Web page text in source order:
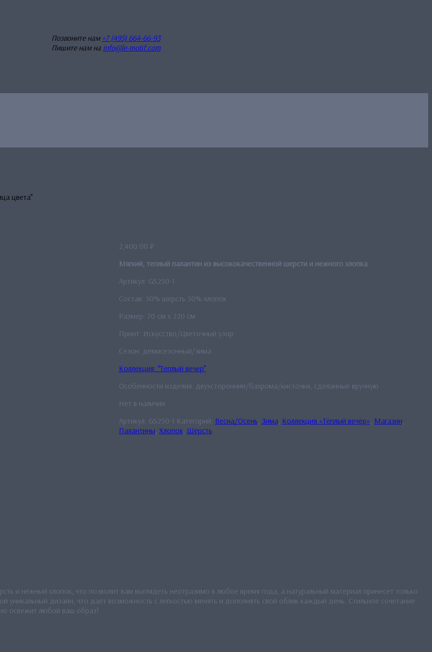
Позвоните нам +7 (495) 664-66-93
Пишите нам на info@le-motif.com
цвета”
2,400.00 ₽
Мягкий, теплый палантин из высококачественной шерсти и нежного хлопка
Артикул: GS250-1
Состав: 50% шерсть 50% хлопок
Размер: 70 см x 220 см
Принт: Искусство/Цветочный узор
Сезон: демисезонный/зима
Коллекция: “Теплый вечер”
Особенности изделия: двухсторонний/бахрома/кисточки, сделанные вручную
Нет в наличии
Артикул: GS250-1 Категорий: Весна/Осень Зима Коллекция «Тёплый вечер» Магазин
Палантины Хлопок Шерсть
и нежный хлопок, что позволит вам выглядеть неотразимо в любое время года, а натуральный материал принесет только
дизайн, что дает возможность с легкостью менять и дополнять свой облик каждый день. Стильное сочетание
освежит любой ваш образ!